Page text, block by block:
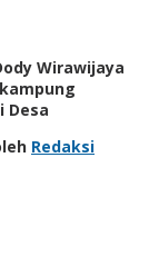
Wirawijaya
Desa
Redaksi